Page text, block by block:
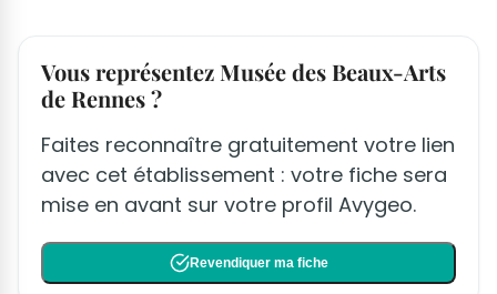
Vous représentez Musée des Beaux-Arts
de Rennes ?
Faites reconnaître gratuitement votre lien
avec cet établissement : votre fiche sera
mise en avant sur votre profil Avygeo.
Revendiquer ma fiche